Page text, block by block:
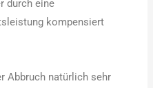
durch eine
kompensiert
Abbruch natürlich sehr